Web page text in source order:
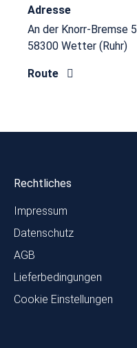
Adresse
An der Knorr-Bremse 5
58300 Wetter (Ruhr)
Route
Rechtliches
Impressum
Datenschutz
AGB
Lieferbedingungen
Cookie Einstellungen